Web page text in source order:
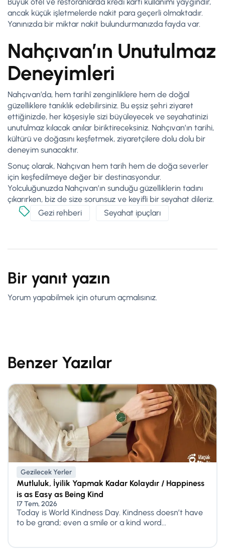
ancak küçük işletmelerde nakit para geçerli olmaktadır.
Yanınızda bir miktar nakit bulundurmanızda fayda var.
Nahçıvan’ın Unutulmaz
Deneyimleri
Nahçıvan’da, hem tarihî zenginliklere hem de doğal
güzelliklere tanıklık edebilirsiniz. Bu eşsiz şehri ziyaret
ettiğinizde, her köşesiyle sizi büyüleyecek ve seyahatinizi
unutulmaz kılacak anılar biriktireceksiniz. Nahçıvan’ın tarihi,
kültürü ve doğasını keşfetmek, ziyaretçilere dolu dolu bir
deneyim sunacaktır.
Sonuç olarak, Nahçıvan hem tarih hem de doğa severler
için keşfedilmeye değer bir destinasyondur.
Yolculuğunuzda Nahçıvan’ın sunduğu güzelliklerin tadını
çıkarırken, biz de size sorunsuz ve keyifli bir seyahat dileriz.
Gezi rehberi
Seyahat ipuçları
Bir yanıt yazın
Yorum yapabilmek için oturum açmalısınız.
Benzer Yazılar
Gezilecek Yerler
Mutluluk, İyilik Yapmak Kadar Kolaydır / Happiness
is as Easy as Being Kind
17 Tem, 2026
Today is World Kindness Day. Kindness doesn’t have
to be grand; even a smile or a kind word...